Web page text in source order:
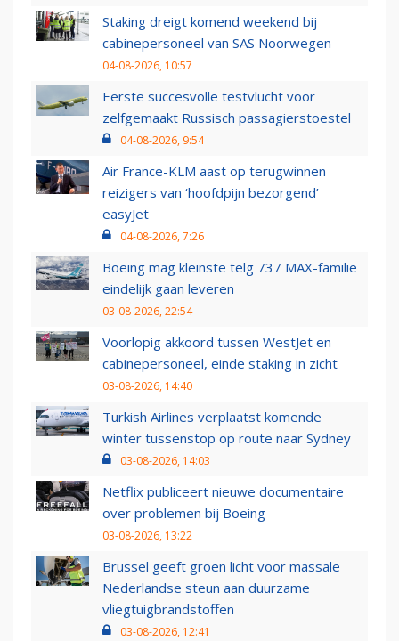
Staking dreigt komend weekend bij
cabinepersoneel van SAS Noorwegen
04-08-2026, 10:57
Eerste succesvolle testvlucht voor
zelfgemaakt Russisch passagierstoestel
04-08-2026, 9:54
Air France-KLM aast op terugwinnen
reizigers van ‘hoofdpijn bezorgend’
easyJet
04-08-2026, 7:26
Boeing mag kleinste telg 737 MAX-familie
eindelijk gaan leveren
03-08-2026, 22:54
Voorlopig akkoord tussen WestJet en
cabinepersoneel, einde staking in zicht
03-08-2026, 14:40
Turkish Airlines verplaatst komende
winter tussenstop op route naar Sydney
03-08-2026, 14:03
Netflix publiceert nieuwe documentaire
over problemen bij Boeing
03-08-2026, 13:22
Brussel geeft groen licht voor massale
Nederlandse steun aan duurzame
vliegtuigbrandstoffen
03-08-2026, 12:41